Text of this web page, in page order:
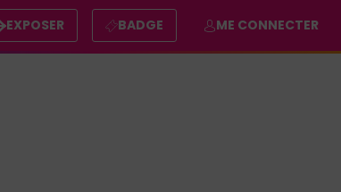
EXPOSER BADGE ME CONNECTER